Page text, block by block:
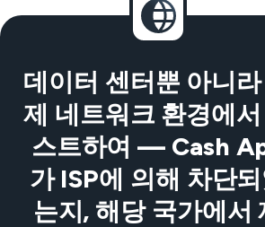
데이터 센터뿐 아니라
제 네트워크 환경에
스트하여 — Cash
가 ISP에 의해 차단
는지, 해당 국가에서